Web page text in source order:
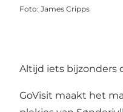
Foto: James Cripps
Altijd iets bijzonders
GoVisit maakt het